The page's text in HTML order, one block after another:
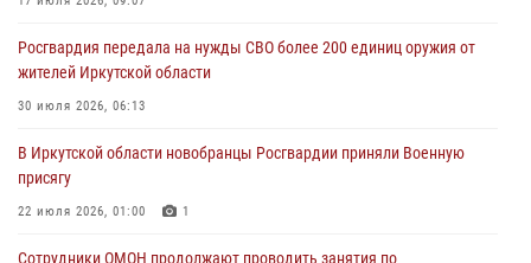
Дню Воздушно-десантных войск в Иркутской области
03 августа 2026, 03:32
сердца к сердцу» (видео)
31 июля 2026, 04:37
Росгвардия передала на нужды СВО более 200 единиц оружия от
жителей Иркутской области
30 июля 2026, 06:13
В Иркутской области новобранцы Росгвардии приняли Военную
присягу
22 июля 2026, 01:00 1
Сотрудники ОМОН продолжают проводить занятия по